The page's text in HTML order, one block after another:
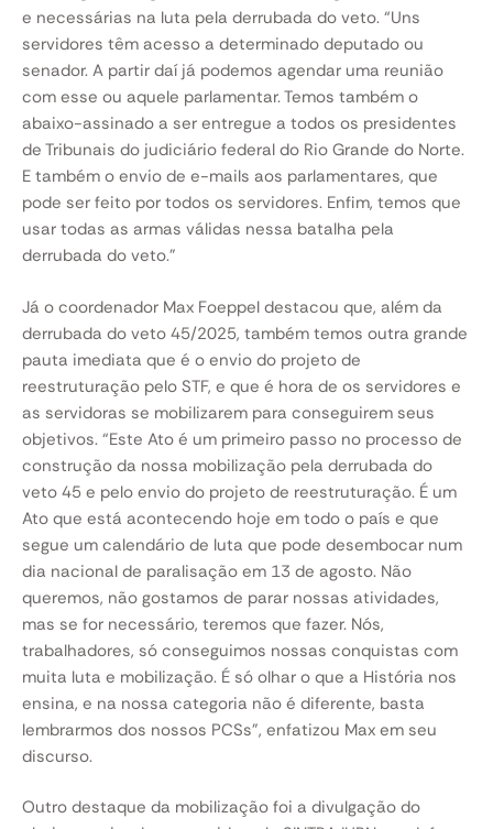
e necessárias na luta pela derrubada do veto. “Uns
servidores têm acesso a determinado deputado ou
senador. A partir daí já podemos agendar uma reunião
com esse ou aquele parlamentar. Temos também o
abaixo-assinado a ser entregue a todos os presidentes
de Tribunais do judiciário federal do Rio Grande do Norte.
E também o envio de e-mails aos parlamentares, que
pode ser feito por todos os servidores. Enfim, temos que
usar todas as armas válidas nessa batalha pela
derrubada do veto.”
Já o coordenador Max Foeppel destacou que, além da
derrubada do veto 45/2025, também temos outra grande
pauta imediata que é o envio do projeto de
reestruturação pelo STF, e que é hora de os servidores e
as servidoras se mobilizarem para conseguirem seus
objetivos. “Este Ato é um primeiro passo no processo de
construção da nossa mobilização pela derrubada do
veto 45 e pelo envio do projeto de reestruturação. É um
Ato que está acontecendo hoje em todo o país e que
segue um calendário de luta que pode desembocar num
dia nacional de paralisação em 13 de agosto. Não
queremos, não gostamos de parar nossas atividades,
mas se for necessário, teremos que fazer. Nós,
trabalhadores, só conseguimos nossas conquistas com
muita luta e mobilização. É só olhar o que a História nos
ensina, e na nossa categoria não é diferente, basta
lembrarmos dos nossos PCSs”, enfatizou Max em seu
discurso.
Outro destaque da mobilização foi a divulgação do